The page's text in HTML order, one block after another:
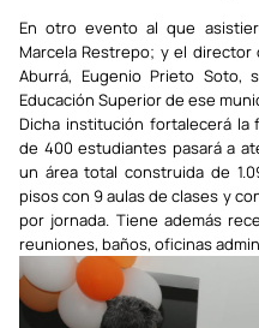
En otro evento al que
Marcela Restrepo; y el director
Aburrá, Eugenio Prieto
Educación Superior de ese
Dicha institución fortalecerá la
de 400 estudiantes pasará a
un área total construida de
pisos con 9 aulas de clases y
por jornada. Tiene además
reuniones, baños, oficinas